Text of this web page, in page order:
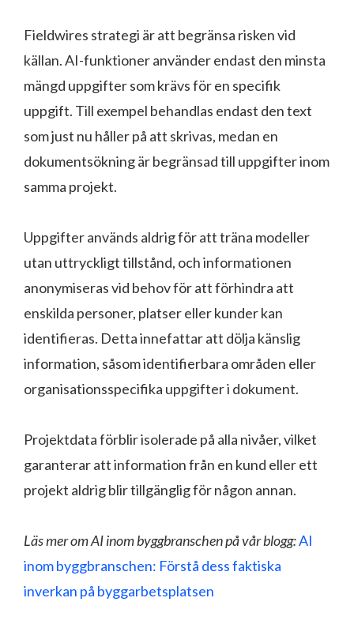
Fieldwires strategi är att begränsa risken vid
källan. AI-funktioner använder endast den minsta
mängd uppgifter som krävs för en specifik
uppgift. Till exempel behandlas endast den text
som just nu håller på att skrivas, medan en
dokumentsökning är begränsad till uppgifter inom
samma projekt.
Uppgifter används aldrig för att träna modeller
utan uttryckligt tillstånd, och informationen
anonymiseras vid behov för att förhindra att
enskilda personer, platser eller kunder kan
identifieras. Detta innefattar att dölja känslig
information, såsom identifierbara områden eller
organisationsspecifika uppgifter i dokument.
Projektdata förblir isolerade på alla nivåer, vilket
garanterar att information från en kund eller ett
projekt aldrig blir tillgänglig för någon annan.
Läs mer om AI inom byggbranschen på vår blogg:AI
inom byggbranschen: Förstå dess faktiska
inverkan på byggarbetsplatsen